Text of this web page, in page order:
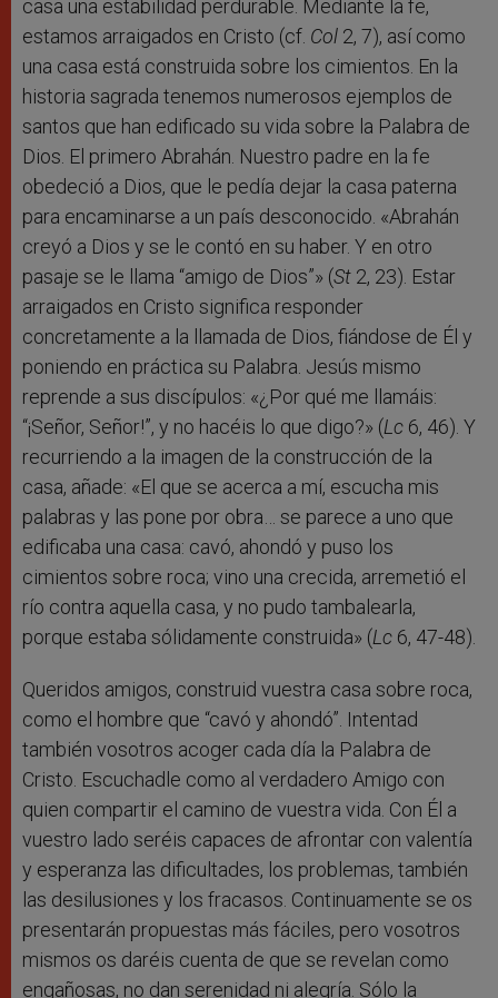
casa una estabilidad perdurable. Mediante la fe,
estamos arraigados en Cristo (cf. Col 2, 7), así como
una casa está construida sobre los cimientos. En la
historia sagrada tenemos numerosos ejemplos de
santos que han edificado su vida sobre la Palabra de
Dios. El primero Abrahán. Nuestro padre en la fe
obedeció a Dios, que le pedía dejar la casa paterna
para encaminarse a un país desconocido. «Abrahán
creyó a Dios y se le contó en su haber. Y en otro
pasaje se le llama “amigo de Dios”» (St 2, 23). Estar
arraigados en Cristo significa responder
concretamente a la llamada de Dios, fiándose de Él y
poniendo en práctica su Palabra. Jesús mismo
reprende a sus discípulos: «¿Por qué me llamáis:
“¡Señor, Señor!”, y no hacéis lo que digo?» (Lc 6, 46). Y
recurriendo a la imagen de la construcción de la
casa, añade: «El que se acerca a mí, escucha mis
palabras y las pone por obra… se parece a uno que
edificaba una casa: cavó, ahondó y puso los
cimientos sobre roca; vino una crecida, arremetió el
río contra aquella casa, y no pudo tambalearla,
porque estaba sólidamente construida» (Lc 6, 47-48).
Queridos amigos, construid vuestra casa sobre roca,
como el hombre que “cavó y ahondó”. Intentad
también vosotros acoger cada día la Palabra de
Cristo. Escuchadle como al verdadero Amigo con
quien compartir el camino de vuestra vida. Con Él a
vuestro lado seréis capaces de afrontar con valentía
y esperanza las dificultades, los problemas, también
las desilusiones y los fracasos. Continuamente se os
presentarán propuestas más fáciles, pero vosotros
mismos os daréis cuenta de que se revelan como
engañosas, no dan serenidad ni alegría. Sólo la